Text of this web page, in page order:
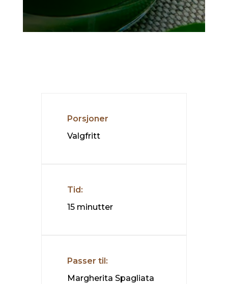
Porsjoner
Valgfritt
Tid:
15 minutter
Passer til:
Margherita Spagliata